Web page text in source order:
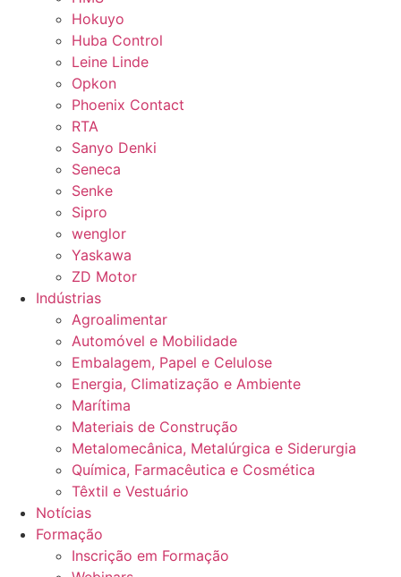
Hokuyo
Huba Control
Leine Linde
Opkon
Phoenix Contact
RTA
Sanyo Denki
Seneca
Senke
Sipro
wenglor
Yaskawa
ZD Motor
Indústrias
Agroalimentar
Automóvel e Mobilidade
Embalagem, Papel e Celulose
Energia, Climatização e Ambiente
Marítima
Materiais de Construção
Metalomecânica, Metalúrgica e Siderurgia
Química, Farmacêutica e Cosmética
Têxtil e Vestuário
Notícias
Formação
Inscrição em Formação